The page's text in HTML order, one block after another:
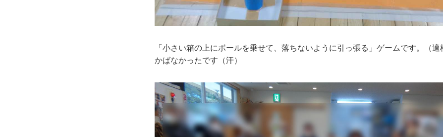
「小さい箱の上にボールを乗せて、落ちないように引っ張る」ゲームです。（適
かばなかったです（汗）